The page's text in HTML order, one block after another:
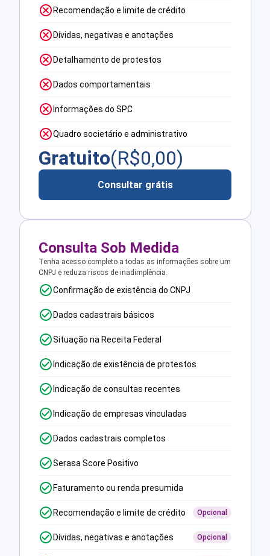
Recomendação e limite de crédito
Dívidas, negativas e anotações
Detalhamento de protestos
Dados comportamentais
Informações do SPC
Quadro societário e administrativo
Gratuito(R$0,00)
Consultar grátis
Consulta Sob Medida
Tenha acesso completo a todas as informações sobre um
CNPJ e reduza riscos de inadimplência.
Confirmação de existência do CNPJ
Dados cadastrais básicos
Situação na Receita Federal
Indicação de existência de protestos
Indicação de consultas recentes
Indicação de empresas vinculadas
Dados cadastrais completos
Serasa Score Positivo
Faturamento ou renda presumida
Recomendação e limite de crédito Opcional
Dívidas, negativas e anotações Opcional